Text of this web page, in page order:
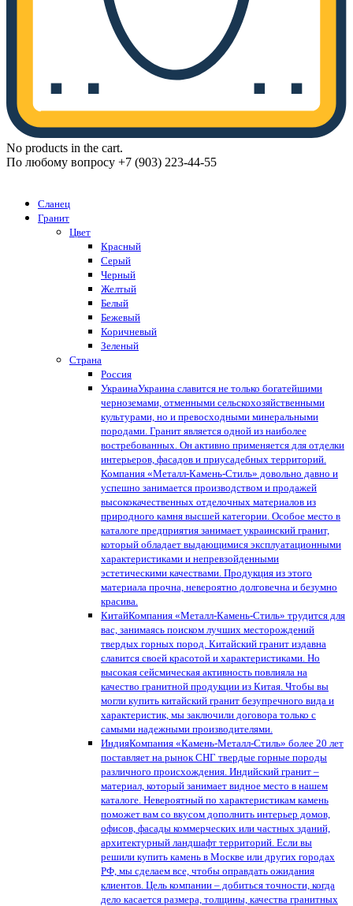
No products in the cart.
По любому вопросу +7 (903) 223-44-55
Сланец
Гранит
Цвет
Красный
Серый
Черный
Желтый
Белый
Бежевый
Коричневый
Зеленый
Страна
Россия
УкраинаУкраина славится не только богатейшими
черноземами, отменными сельскохозяйственными
культурами, но и превосходными минеральными
породами. Гранит является одной из наиболее
востребованных. Он активно применяется для отделки
интерьеров, фасадов и приусадебных территорий.
Компания «Металл-Камень-Стиль» довольно давно и
успешно занимается производством и продажей
высококачественных отделочных материалов из
природного камня высшей категории. Особое место в
каталоге предприятия занимает украинский гранит,
который обладает выдающимися эксплуатационными
характеристиками и непревзойденными
эстетическими качествами. Продукция из этого
материала прочна, невероятно долговечна и безумно
красива.
КитайКомпания «Металл-Камень-Стиль» трудится для
вас, занимаясь поиском лучших месторождений
твердых горных пород. Китайский гранит издавна
славится своей красотой и характеристиками. Но
высокая сейсмическая активность повлияла на
качество гранитной продукции из Китая. Чтобы вы
могли купить китайский гранит безупречного вида и
характеристик, мы заключили договора только с
самыми надежными производителями.
ИндияКомпания «Камень-Металл-Стиль» более 20 лет
поставляет на рынок СНГ твердые горные породы
различного происхождения. Индийский гранит –
материал, который занимает видное место в нашем
каталоге. Невероятный по характеристикам камень
поможет вам со вкусом дополнить интерьер домов,
офисов, фасады коммерческих или частных зданий,
архитектурный ландшафт территорий. Если вы
решили купить камень в Москве или других городах
РФ, мы сделаем все, чтобы оправдать ожидания
клиентов. Цель компании – добиться точности, когда
дело касается размера, толщины, качества гранитных